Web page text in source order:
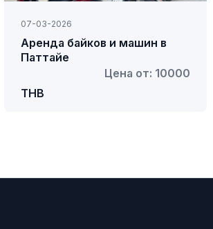
07-03-2026
Аренда байков и машин в
Паттайе
Цена от: 10000
THB